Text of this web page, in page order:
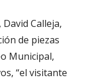
David Calleja,
de piezas
Municipal,
“el visitante